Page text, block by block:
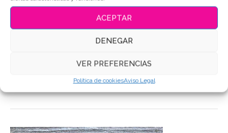
ACEPTAR
DENEGAR
VER PREFERENCIAS
Política de cookiesAviso Legal
Etiquetas:Galletas de mantequilla,Galletas Decoradas,
Galletas personalizadas
DESCRIPCIÓN